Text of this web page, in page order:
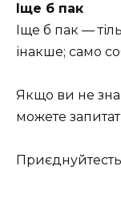
Іще б пак
Іще б пак —
інакше; само
Якщо ви не
можете